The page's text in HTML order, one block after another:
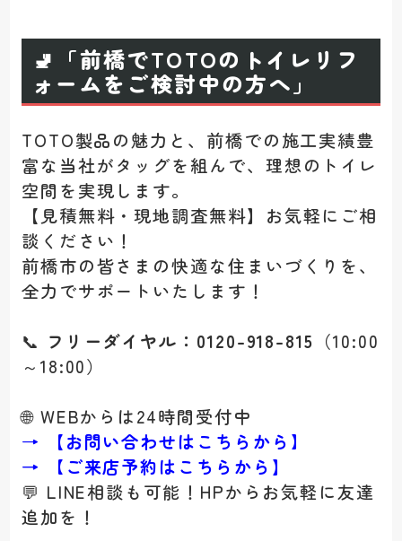
🚽 「前橋でTOTOのトイレリフ
ォームをご検討中の方へ」
TOTO製品の魅力と、前橋での施工実績豊
富な当社がタッグを組んで、理想のトイレ
空間を実現します。
【見積無料・現地調査無料】お気軽にご相
談ください！
前橋市の皆さまの快適な住まいづくりを、
全力でサポートいたします！
📞 フリーダイヤル：0120-918-815 （10:00
～18:00）
🌐 WEBからは24時間受付中
→ 【お問い合わせはこちらから】
→ 【ご来店予約はこちらから 】
💬 LINE相談も可能！HPからお気軽に友達
追加を！